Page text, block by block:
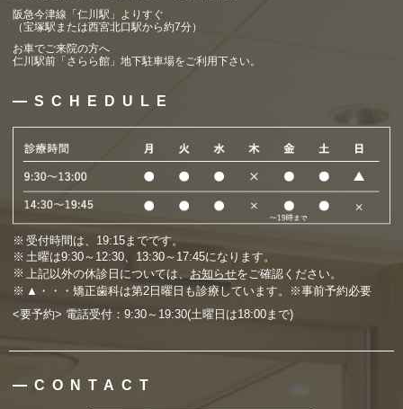
阪急今津線「仁川駅」よりすぐ
（宝塚駅または西宮北口駅から約7分）
お車でご来院の方へ
仁川駅前「さらら館」地下駐車場をご利用下さい。
SCHEDULE
受付時間は、19:15までです。
土曜は9:30～12:30、13:30～17:45になります。
上記以外の休診日については、 お知らせをご確認ください。
▲・・・矯正歯科は第2日曜日も診療しています。※事前予約必要
<要予約> 電話受付：9:30～19:30(土曜日は18:00まで)
CONTACT